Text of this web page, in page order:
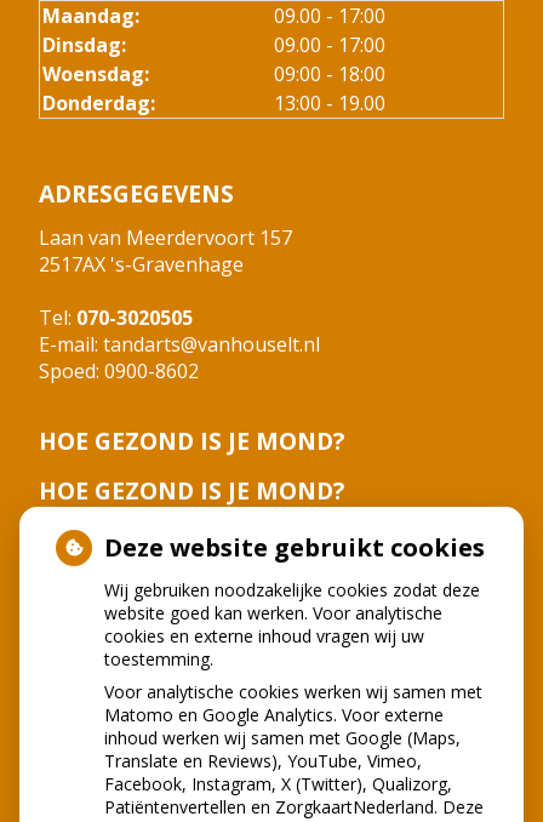
Maandag:
09.00 - 17:00
Dinsdag:
09.00 - 17:00
Woensdag:
09:00 - 18:00
Donderdag:
13:00 - 19.00
ADRESGEGEVENS
Laan van Meerdervoort 157
2517AX 's-Gravenhage
Tel: 070-3020505
E-mail: tandarts@vanhouselt.nl
Spoed: 0900-8602
HOE GEZOND IS JE MOND?
HOE GEZOND IS JE MOND?
Deze website gebruikt cookies
Wij gebruiken noodzakelijke cookies zodat deze
website goed kan werken. Voor analytische
cookies en externe inhoud vragen wij uw
toestemming.
Voor analytische cookies werken wij samen met
Matomo en Google Analytics. Voor externe
inhoud werken wij samen met Google (Maps,
Translate en Reviews), YouTube, Vimeo,
Facebook, Instagram, X (Twitter), Qualizorg,
Patiëntenvertellen en ZorgkaartNederland. Deze